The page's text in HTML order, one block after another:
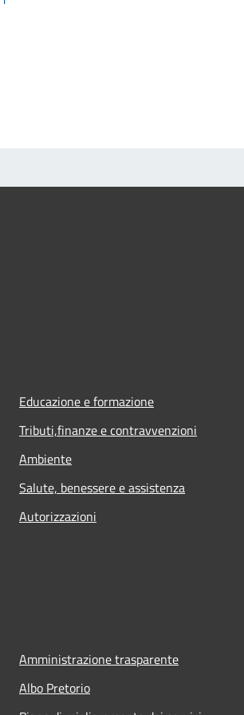
Educazione e formazione
Tributi,finanze e contravvenzioni
Ambiente
Salute, benessere e assistenza
Autorizzazioni
Amministrazione trasparente
Albo Pretorio